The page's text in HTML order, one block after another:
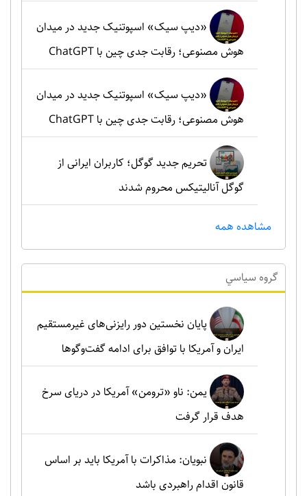
«دیپ سیک» اسپوتنیک جدید در میدان
هوش مصنوعی؛ رقابت جدی چین با ChatGPT
«دیپ سیک» اسپوتنیک جدید در میدان
هوش مصنوعی؛ رقابت جدی چین با ChatGPT
تحریم جدید گوگل؛ کاربران ایرانی از
گوگل آنالیتیکس محروم شدند
مشاهده همه
گروه سياسي
پایان نخستین دور رایزنی‌های غیرمستقیم
ایران و آمریکا با توافق برای ادامه گفت‌وگوها
یمن: ناو «ترومن» آمریکا در دریای سرخ
هدف قرار گرفت
نبویان: مذاکرات با آمریکا باید بر اساس
قانون اقدام راهبردی باشد